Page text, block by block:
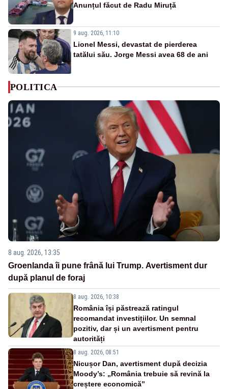
Anunțul făcut de Radu Miruță
9 aug. 2026, 11:10
Lionel Messi, devastat de pierderea
tatălui său. Jorge Messi avea 68 de ani
POLITICA
8 aug. 2026, 13:35
Groenlanda îi pune frână lui Trump. Avertisment dur
după planul de foraj
8 aug. 2026, 10:38
România își păstrează ratingul
recomandat investițiilor. Un semnal
pozitiv, dar și un avertisment pentru
autorități
8 aug. 2026, 08:51
Nicușor Dan, avertisment după decizia
Moody’s: „România trebuie să revină la
creștere economică”